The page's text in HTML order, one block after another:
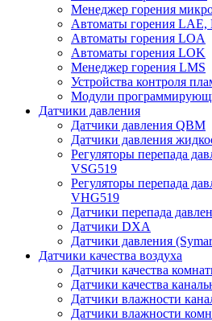
Менеджер горения
Автоматы горения LAE,
Автоматы горения LOA
Автоматы горения LOK
Менеджер горения LMS
Устройства контроля
Модули
Датчики давления
Датчики давления QBM
Датчики давления
Регуляторы перепада
VSG519
Регуляторы перепада
VHG519
Датчики перепада
Датчики DXA
Датчики давления
Датчики качества воздуха
Датчики качества
Датчики качества
Датчики влажности
Датчики влажности